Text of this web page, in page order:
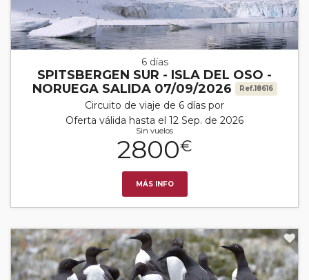
6 días
SPITSBERGEN SUR - ISLA DEL OSO -
NORUEGA SALIDA 07/09/2026
Ref.18616
Circuito de viaje de 6 días por
Oferta válida hasta el 12 Sep. de 2026
Sin vuelos
2800€
MÁS INFO